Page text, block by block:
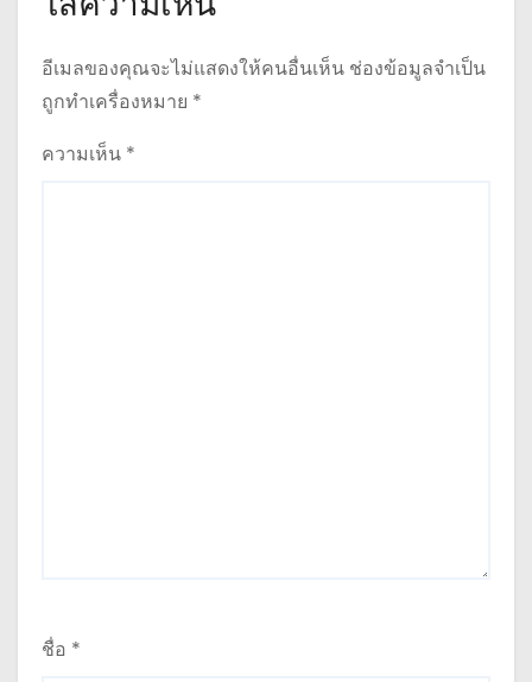
อีเมลของคุณจะไม่แสดงให้คนอื่นเห็น ช่องข้อมูลจำเป็น
ถูกทำเครื่องหมาย *
ความเห็น *
ชื่อ *